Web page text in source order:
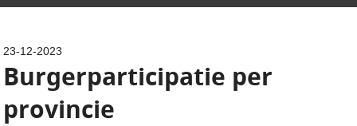
23-12-2023
Burgerparticipatie per
provincie